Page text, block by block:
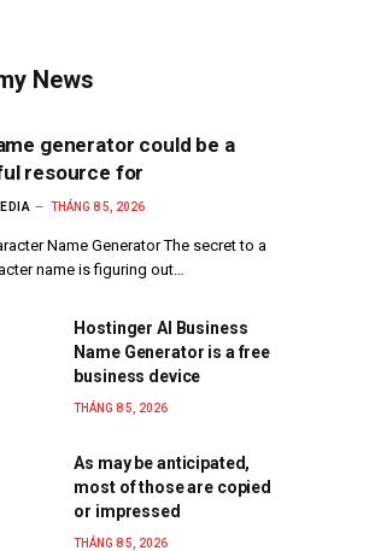
News
generator could be a
resource for
THÁNG 8 5, 2026
Name Generator The secret to a
name is figuring out…
Hostinger AI Business
Name Generator is a free
business device
THÁNG 8 5, 2026
As may be anticipated,
most of those are copied
or impressed
THÁNG 8 5, 2026